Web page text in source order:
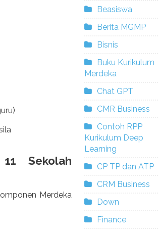
11 Sekolah
Merdeka
Beasiswa
Berita MGMP
Bisnis
Buku Kurikulum
Merdeka
Chat GPT
CMR Business
Contoh RPP
Kurikulum Deep
Learning
CP TP dan ATP
CRM Business
Down
Finance